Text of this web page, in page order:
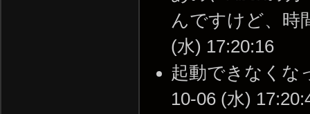
んですけど、時
(水) 17:20:16
起動できなくな
10-06 (水)